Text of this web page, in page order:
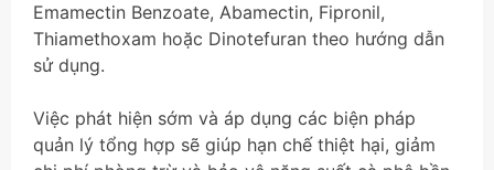
Emamectin Benzoate, Abamectin, Fipronil,
Thiamethoxam hoặc Dinotefuran theo hướng dẫn
sử dụng.
Việc phát hiện sớm và áp dụng các biện pháp
quản lý tổng hợp sẽ giúp hạn chế thiệt hại, giảm